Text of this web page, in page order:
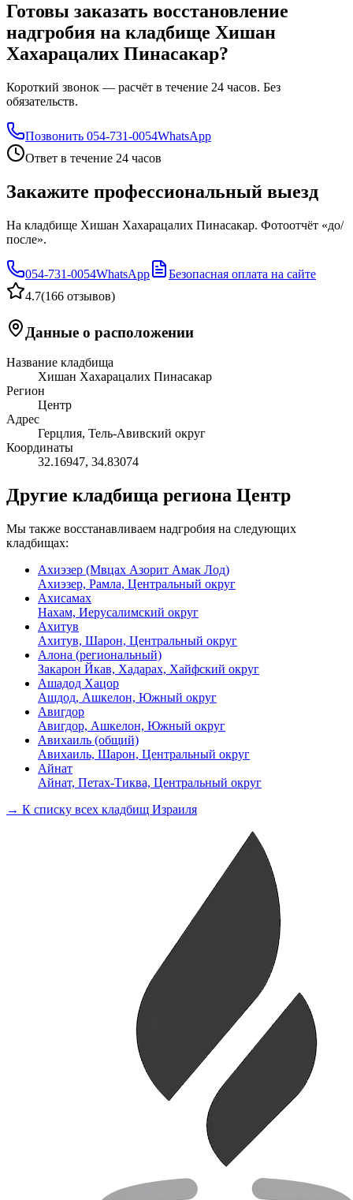
Готовы заказать восстановление
надгробия на кладбище Хишан
Хахарацалих Пинасакар?
Короткий звонок — расчёт в течение 24 часов. Без
обязательств.
Позвонить 054-731-0054WhatsApp
Ответ в течение 24 часов
Закажите профессиональный выезд
На кладбище Хишан Хахарацалих Пинасакар. Фотоотчёт «до/
после».
054-731-0054WhatsApp
Безопасная оплата на сайте
4.7(166 отзывов)
Данные о расположении
Название кладбища
Хишан Хахарацалих Пинасакар
Регион
Центр
Адрес
Герцлия, Тель-Авивский округ
Координаты
32.16947, 34.83074
Другие кладбища региона Центр
Мы также восстанавливаем надгробия на следующих
кладбищах:
Ахиэзер (Мвцах Азорит Амак Лод)
Ахиэзер, Рамла, Центральный округ
Ахисамах
Нахам, Иерусалимский округ
Ахитув
Ахитув, Шарон, Центральный округ
Алона (региональный)
Закарон Йкав, Хадарах, Хайфский округ
Ашадод Хацор
Ашдод, Ашкелон, Южный округ
Авигдор
Авигдор, Ашкелон, Южный округ
Авихаиль (общий)
Авихаиль, Шарон, Центральный округ
Айнат
Айнат, Петах-Тиква, Центральный округ
→ К списку всех кладбищ Израиля